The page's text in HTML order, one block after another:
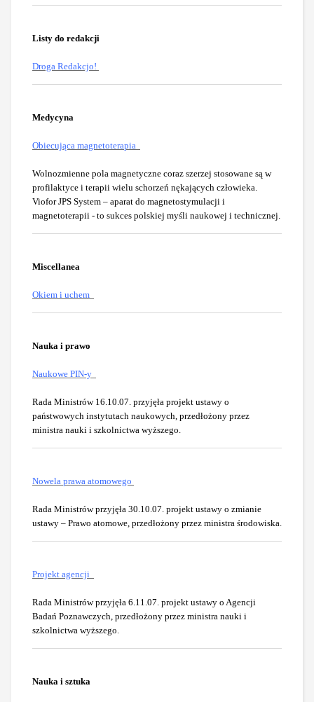
Listy do redakcji
Droga Redakcjo!
Medycyna
Obiecująca magnetoterapia
Wolnozmienne pola magnetyczne coraz szerzej stosowane są w
profilaktyce i terapii wielu schorzeń nękających człowieka.
Viofor JPS System – aparat do magnetostymulacji i
magnetoterapii - to sukces polskiej myśli naukowej i technicznej.
Miscellanea
Okiem i uchem
Nauka i prawo
Naukowe PIN-y
Rada Ministrów 16.10.07. przyjęła projekt ustawy o
państwowych instytutach naukowych, przedłożony przez
ministra nauki i szkolnictwa wyższego.
Nowela prawa atomowego
Rada Ministrów przyjęła 30.10.07. projekt ustawy o zmianie
ustawy – Prawo atomowe, przedłożony przez ministra środowiska.
Projekt agencji
Rada Ministrów przyjęła 6.11.07. projekt ustawy o Agencji
Badań Poznawczych, przedłożony przez ministra nauki i
szkolnictwa wyższego.
Nauka i sztuka